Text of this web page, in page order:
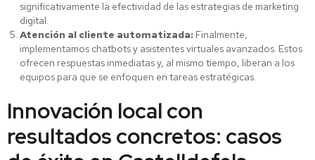
significativamente la efectividad de las estrategias de marketing
digital.
Atención al cliente automatizada: Finalmente,
implementamos chatbots y asistentes virtuales avanzados. Estos
ofrecen respuestas inmediatas y, al mismo tiempo, liberan a los
equipos para que se enfoquen en tareas estratégicas.
Innovación local con
resultados concretos: casos